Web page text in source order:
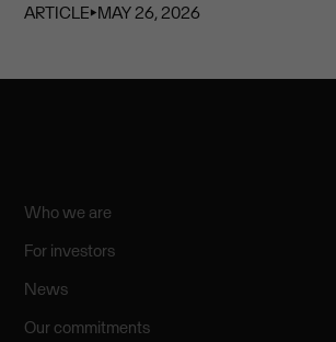
ARTICLE⏵MAY 26, 2026
Who we are
For investors
News
Our commitments